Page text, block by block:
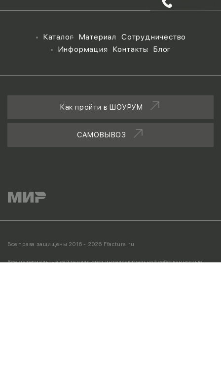
Каталог Материал Сотрудничество
Информация Контакты Блог
Как пройти в ШОУРУМ
САМОВЫВОЗ
Все права защищены 2016 - 2026 Ffactura.ru
Все материалы на сайте являются интеллектуальной собственностью